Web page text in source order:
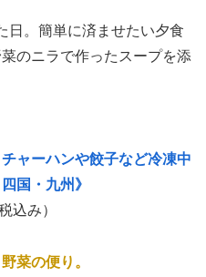
日。簡単に済ませたい夕食
のニラで作ったスープを添
ャーハンや餃子など冷凍中
国・九州》
込み）
菜の便り。